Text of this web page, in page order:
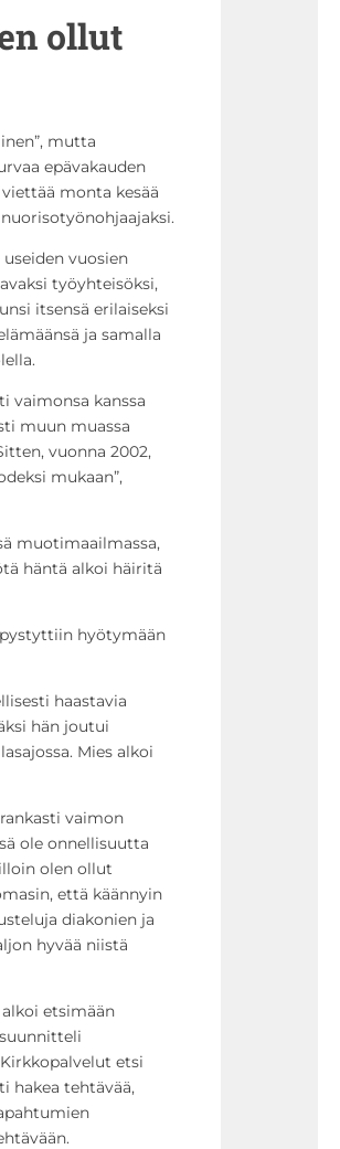
ollut
mutta
epävakauden
monta kesää
vuosien
työyhteisöksi,
itsensä erilaiseksi
ja samalla
vaimonsa kanssa
muun muassa
vuonna 2002,
mukaan”,
muotimaailmassa,
häntä alkoi häiritä
hyötymään
haastavia
hän joutui
Mies alkoi
vaimon
ole onnellisuutta
olen ollut
että käännyin
diakonien ja
hyvää niistä
etsimään
etsi
hakea tehtävää,